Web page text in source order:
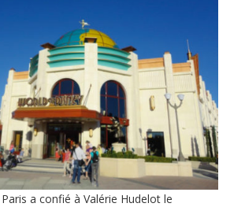
a confié à Valérie Hudelot le